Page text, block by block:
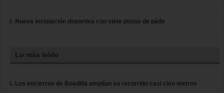
Nueva instalación deportiva con siete pistas de páde
Lo más leído
Los encierros de Boadilla amplían su recorrido casi cien metros